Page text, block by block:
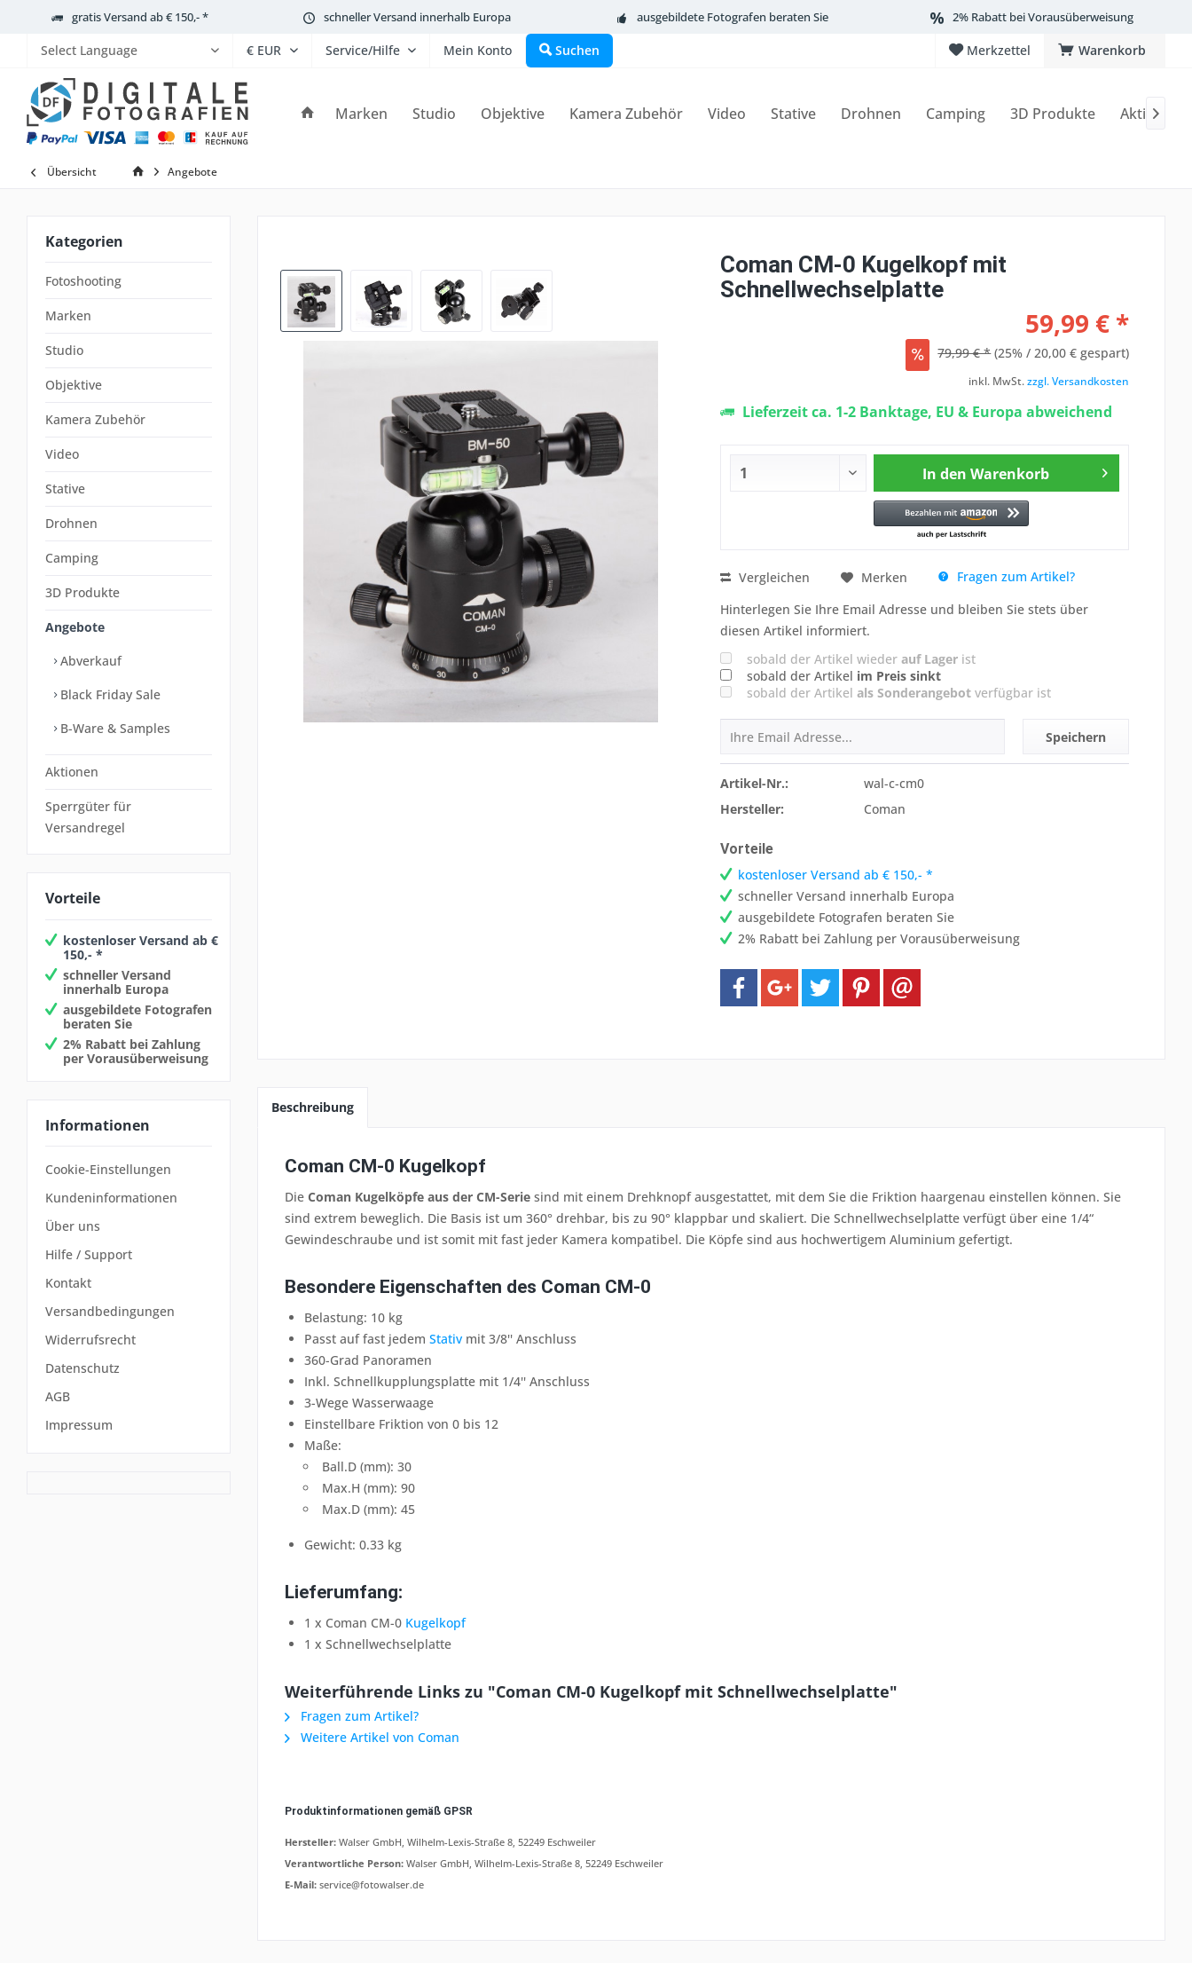
gratis Versand ab € 150,- * schneller Versand innerhalb Europa ausgebildete Fotografen beraten Sie 2% Rabatt bei Vorausüberweisung
Powered by
Warenkorb
Merkzettel
Service/Hilfe Mein Konto Suchen
Marken Studio Objektive Kamera Zubehör Video Stative Drohnen Camping 3D Produkte Aktionen

Übersicht Angebote
Kategorien
Fotoshooting
Marken
Studio
Objektive
Kamera Zubehör
Video
Stative
Drohnen
Camping
3D Produkte
Angebote
Abverkauf
Black Friday Sale
B-Ware & Samples
Aktionen
Sperrgüter für
Versandregel
Vorteile
kostenloser Versand ab €
150,- *
schneller Versand
innerhalb Europa
ausgebildete Fotografen
beraten Sie
2% Rabatt bei Zahlung
per Vorausüberweisung
Informationen
Cookie-Einstellungen
Kundeninformationen
Über uns
Hilfe / Support
Kontakt
Versandbedingungen
Widerrufsrecht
Datenschutz
AGB
Impressum
Coman CM-0 Kugelkopf mit
Schnellwechselplatte
59,99 € *
79,99 € * (25% / 20,00 € gespart)
inkl. MwSt.zzgl. Versandkosten
Lieferzeit ca. 1-2 Banktage, EU & Europa abweichend
In den Warenkorb
Vergleichen Merken
Fragen zum Artikel?
Hinterlegen Sie Ihre Email Adresse und bleiben Sie stets über
diesen Artikel informiert.
sobald der Artikel wieder auf Lagerist
sobald der Artikel im Preis sinkt
sobald der Artikel als Sonderangebotverfügbar ist
Speichern
Artikel-Nr.:
wal-c-cm0
Hersteller:
Coman
Vorteile
kostenloser Versand ab € 150,- *
schneller Versand innerhalb Europa
ausgebildete Fotografen beraten Sie
2% Rabatt bei Zahlung per Vorausüberweisung
Beschreibung
Coman CM-0 Kugelkopf
Die Coman Kugelköpfe aus der CM-Serie sind mit einem Drehknopf ausgestattet, mit dem Sie die Friktion haargenau einstellen können. Sie
sind extrem beweglich. Die Basis ist um 360° drehbar, bis zu 90° klappbar und skaliert. Die Schnellwechselplatte verfügt über eine 1/4“
Gewindeschraube und ist somit mit fast jeder Kamera kompatibel. Die Köpfe sind aus hochwertigem Aluminium gefertigt.
Besondere Eigenschaften des Coman CM-0
Belastung: 10 kg
Passt auf fast jedem Stativ mit 3/8'' Anschluss
360-Grad Panoramen
Inkl. Schnellkupplungsplatte mit 1/4'' Anschluss
3-Wege Wasserwaage
Einstellbare Friktion von 0 bis 12
Maße:
Ball.D (mm): 30
Max.H (mm): 90
Max.D (mm): 45
Gewicht: 0.33 kg
Lieferumfang:
1 x Coman CM-0 Kugelkopf
1 x Schnellwechselplatte
Weiterführende Links zu "Coman CM-0 Kugelkopf mit Schnellwechselplatte"
Fragen zum Artikel?
Weitere Artikel von Coman
Produktinformationen gemäß GPSR
Hersteller: Walser GmbH, Wilhelm-Lexis-Straße 8, 52249 Eschweiler
Verantwortliche Person: Walser GmbH, Wilhelm-Lexis-Straße 8, 52249 Eschweiler
E-Mail: service@fotowalser.de